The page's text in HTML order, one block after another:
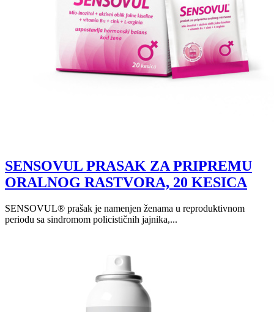
SENSOVUL PRASAK ZA PRIPREMU
ORALNOG RASTVORA, 20 KESICA
SENSOVUL® prašak je namenjen ženama u reproduktivnom
periodu sa sindromom policističnih jajnika,...